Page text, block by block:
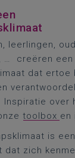
leerlingen,
… creëren een
dat ertoe
Inspiratie over
toolbox en
is
dat zich